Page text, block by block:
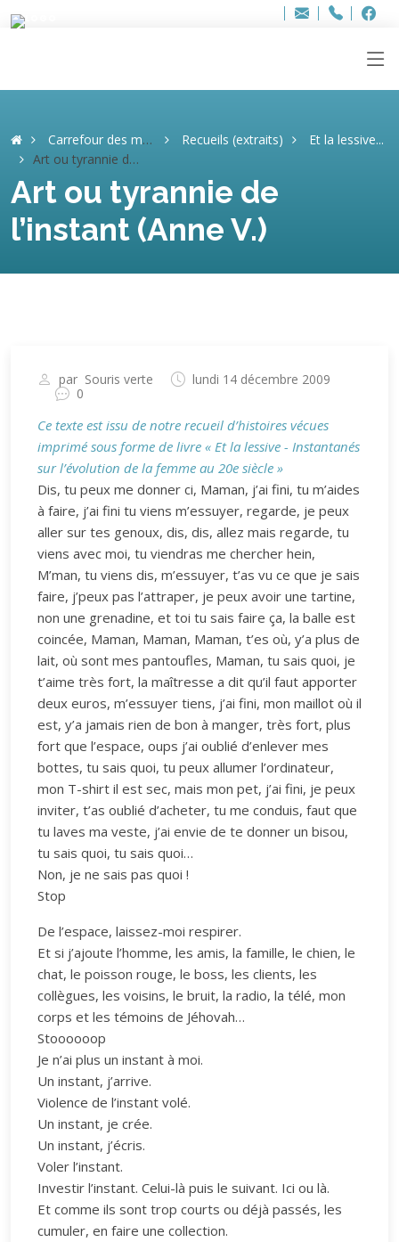
Adresse
info..hâthe..
Tel.
Tel.
Carrefour des mémoires Recueils (extraits)
Et la lessive...
Art ou tyrannie de l’instant (Anne V.)
Art ou tyrannie de
l’instant (Anne V.)
par Souris verte
lundi 14 décembre 2009
0
Ce texte est issu de notre recueil d’histoires vécues
imprimé sous forme de livre « Et la lessive - Instantanés
sur l’évolution de la femme au 20e siècle »
Dis, tu peux me donner ci, Maman, j’ai fini, tu m’aides
à faire, j’ai fini tu viens m’essuyer, regarde, je peux
aller sur tes genoux, dis, dis, allez mais regarde, tu
viens avec moi, tu viendras me chercher hein,
M’man, tu viens dis, m’essuyer, t’as vu ce que je sais
faire, j’peux pas l’attraper, je peux avoir une tartine,
non une grenadine, et toi tu sais faire ça, la balle est
coincée, Maman, Maman, Maman, t’es où, y’a plus de
lait, où sont mes pantoufles, Maman, tu sais quoi, je
t’aime très fort, la maîtresse a dit qu’il faut apporter
deux euros, m’essuyer tiens, j’ai fini, mon maillot où il
est, y’a jamais rien de bon à manger, très fort, plus
fort que l’espace, oups j’ai oublié d’enlever mes
bottes, tu sais quoi, tu peux allumer l’ordinateur,
mon T-shirt il est sec, mais mon pet, j’ai fini, je peux
inviter, t’as oublié d’acheter, tu me conduis, faut que
tu laves ma veste, j’ai envie de te donner un bisou,
tu sais quoi, tu sais quoi…
Non, je ne sais pas quoi !
Stop
De l’espace, laissez-moi respirer.
Et si j’ajoute l’homme, les amis, la famille, le chien, le
chat, le poisson rouge, le boss, les clients, les
collègues, les voisins, le bruit, la radio, la télé, mon
corps et les témoins de Jéhovah…
Stoooooop
Je n’ai plus un instant à moi.
Un instant, j’arrive.
Violence de l’instant volé.
Un instant, je crée.
Un instant, j’écris.
Voler l’instant.
Investir l’instant. Celui-là puis le suivant. Ici ou là.
Et comme ils sont trop courts ou déjà passés, les
cumuler, en faire une collection.